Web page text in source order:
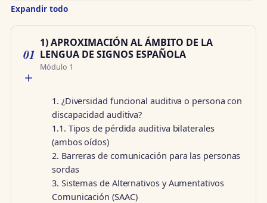
Expandir todo
01
1) APROXIMACIÓN AL ÁMBITO DE LA
LENGUA DE SIGNOS ESPAÑOLA
Módulo 1
1. ¿Diversidad funcional auditiva o persona con
discapacidad auditiva?
1.1. Tipos de pérdida auditiva bilaterales
(ambos oídos)
2. Barreras de comunicación para las personas
sordas
3. Sistemas de Alternativos y Aumentativos
Comunicación (SAAC)